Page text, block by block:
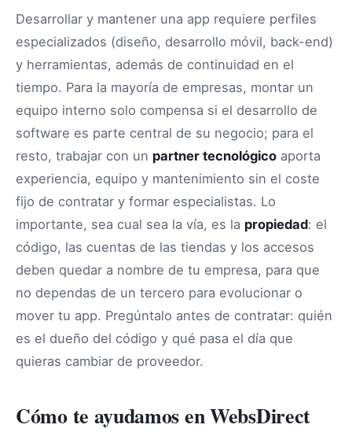
Desarrollar y mantener una app requiere perfiles
especializados (diseño, desarrollo móvil, back-end)
y herramientas, además de continuidad en el
tiempo. Para la mayoría de empresas, montar un
equipo interno solo compensa si el desarrollo de
software es parte central de su negocio; para el
resto, trabajar con un partner tecnológico aporta
experiencia, equipo y mantenimiento sin el coste
fijo de contratar y formar especialistas. Lo
importante, sea cual sea la vía, es la propiedad: el
código, las cuentas de las tiendas y los accesos
deben quedar a nombre de tu empresa, para que
no dependas de un tercero para evolucionar o
mover tu app. Pregúntalo antes de contratar: quién
es el dueño del código y qué pasa el día que
quieras cambiar de proveedor.
Cómo te ayudamos en WebsDirect